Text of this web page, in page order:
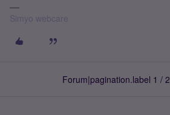
Simyo webcare
Forum|pagination.label 1 / 2